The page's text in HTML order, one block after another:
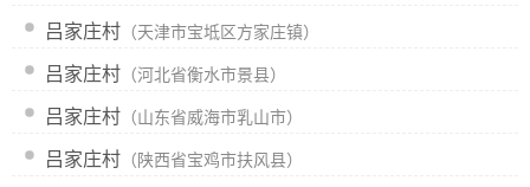
吕家庄村 （天津市宝坻区方家庄镇）
吕家庄村 （河北省衡水市景县）
吕家庄村 （山东省威海市乳山市）
吕家庄村 （陕西省宝鸡市扶风县）